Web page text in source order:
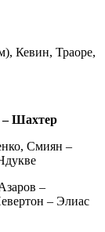
Кевин, Траоре,
– Шахтер
Смиян –
–
– Элиас